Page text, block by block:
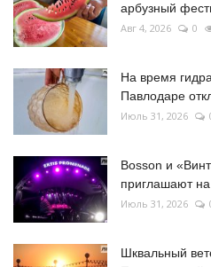
арбузный
Авг 4, 2026 0
На время
Павлодаре
Июль 31, 2026
Bosson и
приглашают
Июль 31, 2026
Шквальный